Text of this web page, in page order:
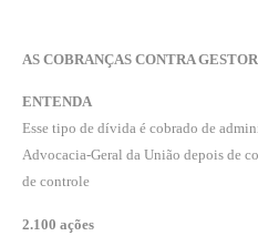
AS COBRANÇAS CONTRA
ENTENDA
Esse tipo de dívida é cobrado de
Advocacia-Geral da União depois de
de controle
2.100 ações